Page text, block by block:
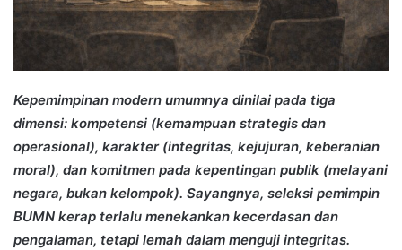
Kepemimpinan modern umumnya dinilai pada tiga
dimensi: kompetensi (kemampuan strategis dan
operasional), karakter (integritas, kejujuran, keberanian
moral), dan komitmen pada kepentingan publik (melayani
negara, bukan kelompok). Sayangnya, seleksi pemimpin
BUMN kerap terlalu menekankan kecerdasan dan
pengalaman, tetapi lemah dalam menguji integritas.